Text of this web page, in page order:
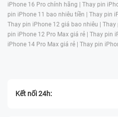
iPhone 16 Pro chính hãng | Thay pin
pin iPhone 11 bao nhiêu tiền | Thay pin
Thay pin iPhone 12 giá bao nhiêu | Thay
pin iPhone 12 Pro Max giá rẻ | Thay pin
iPhone 14 Pro Max giá rẻ | Thay pin
Kết nối 24h: